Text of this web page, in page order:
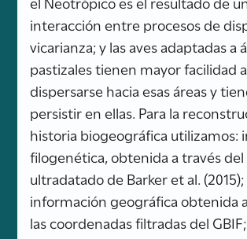
interacción entre procesos de
vicarianza; y las aves adaptadas a
pastizales tienen mayor facilidad a
dispersarse hacia esas áreas y
persistir en ellas. Para la
historia biogeográfica utilizamos:
filogenética, obtenida a través del
ultradatado de Barker et al. (2015);
información geográfica obtenida
las coordenadas filtradas del